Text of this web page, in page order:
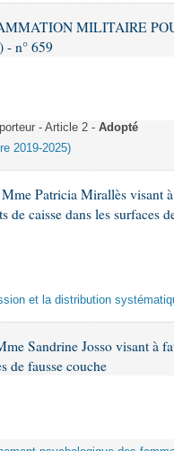
MILITAIRE
- n° 659
- Article 2 - Adopté
2019-2025)
Patricia Mirallès visant
caisse dans les surfaces
et la distribution
Sandrine Josso visant à
de fausse couche